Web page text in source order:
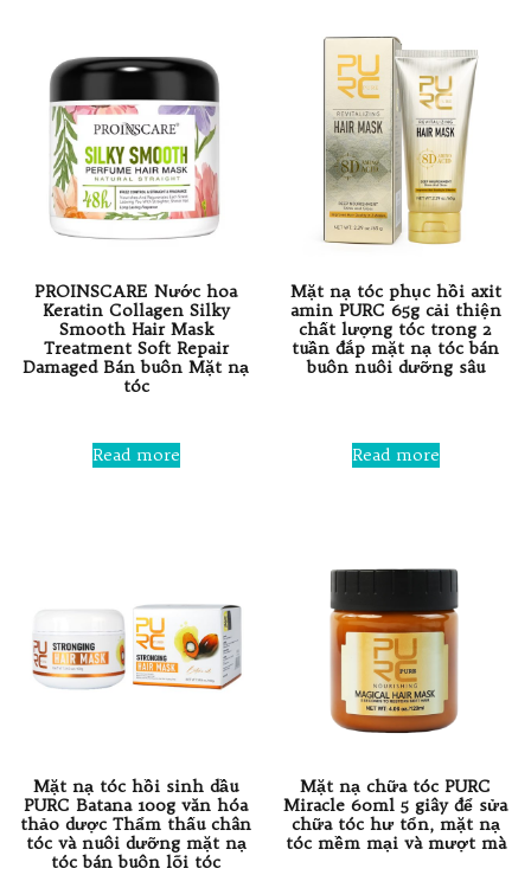
PROINSCARE Nước hoa
Keratin Collagen Silky
Smooth Hair Mask
Treatment Soft Repair
Damaged Bán buôn Mặt nạ
tóc
0
out
Read more
Mặt nạ tóc phục hồi axit
amin PURC 65g cải thiện
chất lượng tóc trong 2
tuần đắp mặt nạ tóc bán
buôn nuôi dưỡng sâu
out
of
5
Read more
Mặt nạ tóc hồi sinh dầu
PURC Batana 100g văn hóa
thảo dược Thẩm thấu chân
tóc và nuôi dưỡng mặt nạ
tóc bán buôn lõi tóc
Mặt nạ chữa tóc PURC
Miracle 60ml 5 giây để sửa
chữa tóc hư tổn, mặt nạ
tóc mềm mại và mượt mà